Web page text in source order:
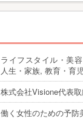
ライフスタイル・美
人生・家族, 教育・育
株式会社Visione代表
働く女性のための予防